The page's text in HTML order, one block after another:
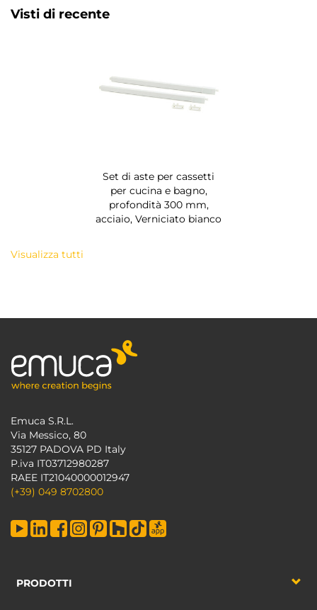
Visti di recente
Set di aste per cassetti
per cucina e bagno,
profondità 300 mm,
acciaio, Verniciato bianco
Visualizza tutti
Emuca S.R.L.
Via Messico, 80
35127 PADOVA PD Italy
P.iva IT03712980287
RAEE IT21040000012947
(+39) 049 8702800
PRODOTTI